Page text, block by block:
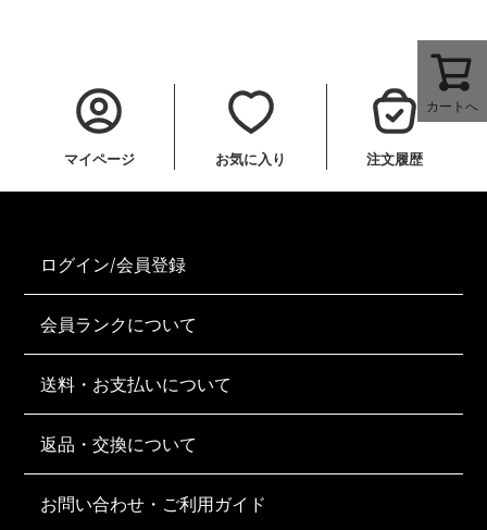
カートへ
マイページ お気に入り 注文履歴
ログイン/会員登録
会員ランクについて
送料・お支払いについて
返品・交換について
お問い合わせ・ご利用ガイド